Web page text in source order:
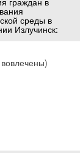
среды в
Излучинск: